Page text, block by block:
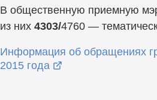
В общественную приемную
из них 4303/4760 —
Информация об обращениях
2015 года